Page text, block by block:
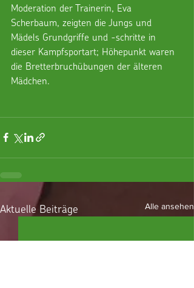
Moderation der Trainerin, Eva
Scherbaum, zeigten die Jungs und
Mädels Grundgriffe und -schritte in
dieser Kampfsportart; Höhepunkt waren
die Bretterbruchübungen der älteren
Mädchen.
Aktuelle Beiträge Alle ansehen